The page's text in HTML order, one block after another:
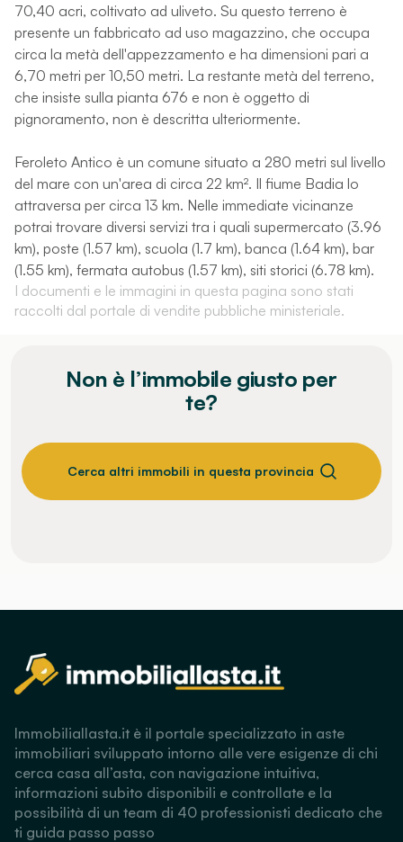
70,40 acri, coltivato ad uliveto. Su questo terreno è
presente un fabbricato ad uso magazzino, che occupa
circa la metà dell'appezzamento e ha dimensioni pari a
6,70 metri per 10,50 metri. La restante metà del terreno,
che insiste sulla pianta 676 e non è oggetto di
pignoramento, non è descritta ulteriormente.
Feroleto Antico è un comune situato a 280 metri sul livello
del mare con un'area di circa 22 km². Il fiume Badia lo
attraversa per circa 13 km. Nelle immediate vicinanze
potrai trovare diversi servizi tra i quali supermercato (3.96
km), poste (1.57 km), scuola (1.7 km), banca (1.64 km), bar
(1.55 km), fermata autobus (1.57 km), siti storici (6.78 km).
I documenti e le immagini in questa pagina sono stati
raccolti dal portale di vendite pubbliche ministeriale.
Non è l’immobile giusto per
te?
Cerca altri immobili in questa provincia
Immobiliallasta.it è il portale specializzato in aste
immobiliari sviluppato intorno alle vere esigenze di chi
cerca casa all’asta, con navigazione intuitiva,
informazioni subito disponibili e controllate e la
possibilità di un team di 40 professionisti dedicato che
ti guida passo passo